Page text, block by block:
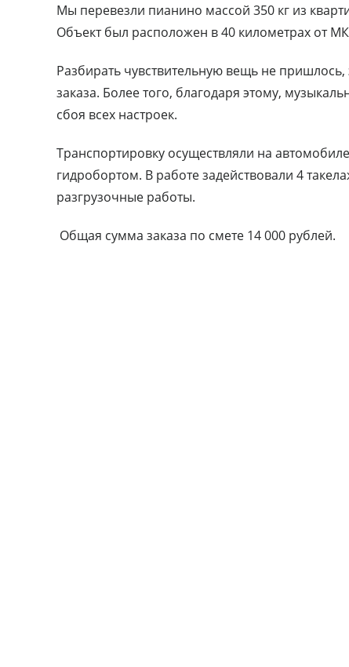
Мы перевезли пианино массой 350 кг из
Объект был расположен в 40 километрах от
Разбирать чувствительную вещь не
заказа. Более того, благодаря этому,
сбоя всех настроек.
Транспортировку осуществляли на
гидробортом. В работе задействовали 4
разгрузочные работы.
Общая сумма заказа по смете 14 000 рублей.